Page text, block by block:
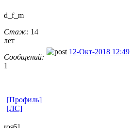
d_f_m
Стаж: 14
лет
Сообщений:
1
12-Окт-2018 12:49
[Профиль]
[ЛС]